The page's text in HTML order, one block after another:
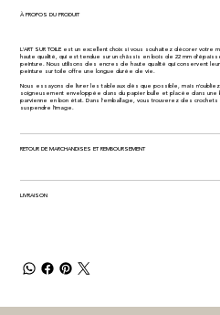
À PROPOS DU PRODUIT
L'ART SUR TOILE est un excellent choix si vous souhaitez décorer
haute qualité, qui est tendue sur un châssis en bois de 22 mm
peinture. Nous utilisons des encres de haute qualité qui conservent
peinture sur toile offre une longue durée de vie.
Nous essayons de livrer les tableaux dès que possible, mais
soigneusement enveloppée dans du papier bulle et placée dans une
parvienne en bon état. Dans l'emballage, vous trouverez des
suspendre l'image.
RETOUR DE MARCHANDISES ET REMBOURSEMENT
LIVRAISON